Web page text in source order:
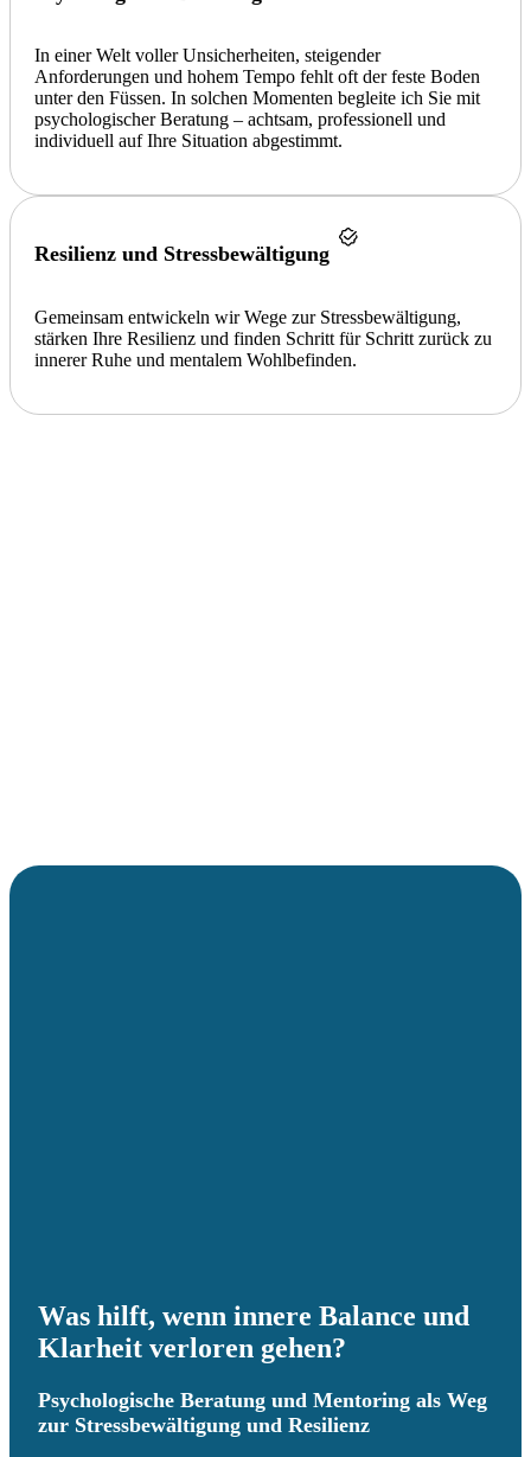
In einer Welt voller Unsicherheiten, steigender
Anforderungen und hohem Tempo fehlt oft der feste Boden
unter den Füssen. In solchen Momenten begleite ich Sie mit
psychologischer Beratung – achtsam, professionell und
individuell auf Ihre Situation abgestimmt.
Resilienz und Stressbewältigung
Gemeinsam entwickeln wir Wege zur Stressbewältigung,
stärken Ihre Resilienz und finden Schritt für Schritt zurück zu
innerer Ruhe und mentalem Wohlbefinden.
Was hilft, wenn innere Balance und
Klarheit verloren gehen?
Psychologische Beratung und Mentoring als Weg
zur Stressbewältigung und Resilienz